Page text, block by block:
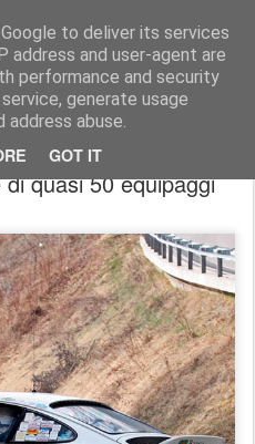
to deliver its services
address and user-agent are
performance and security
generate usage
abuse.
GOT IT
Random News 280912
Valsugana Historic con
quasi 50 equipaggi